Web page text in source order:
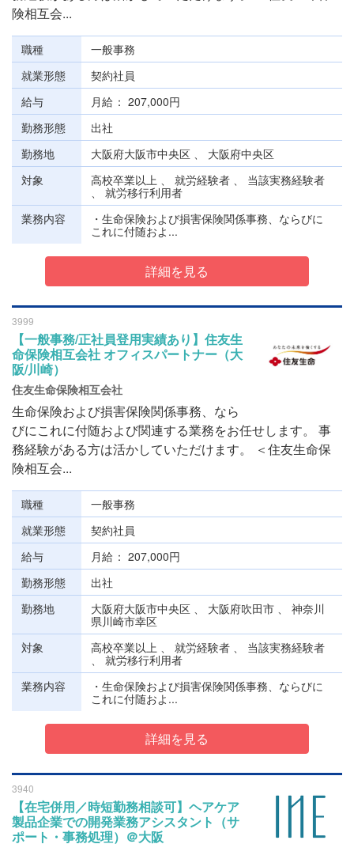
険相互会...
職種
一般事務
就業形態
契約社員
給与
月給
207,000円
勤務形態
出社
勤務地
大阪府大阪市中央区 、 大阪府中央区
対象
高校卒業以上 、 就労経験者 、 当該実務経験者
、 就労移行利用者
業務内容
・生命保険および損害保険関係事務、ならびに
これに付随およ...
詳細を見る
3999
【一般事務/正社員登用実績あり】住友生
命保険相互会社 オフィスパートナー（大
阪/川崎）
住友生命保険相互会社
生命保険および損害保険関係事務、なら
びにこれに付随および関連する業務をお任せします。 事
務経験がある方は活かしていただけます。 ＜住友生命保
険相互会...
職種
一般事務
就業形態
契約社員
給与
月給
207,000円
勤務形態
出社
勤務地
大阪府大阪市中央区 、 大阪府吹田市 、 神奈川
県川崎市幸区
対象
高校卒業以上 、 就労経験者 、 当該実務経験者
、 就労移行利用者
業務内容
・生命保険および損害保険関係事務、ならびに
これに付随およ...
詳細を見る
3940
【在宅併用／時短勤務相談可】ヘアケア
製品企業での開発業務アシスタント（サ
ポート・事務処理）＠大阪